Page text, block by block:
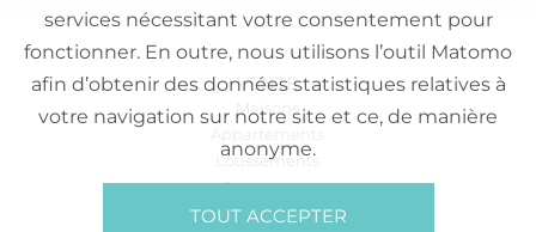
VENTE
Maisons
Appartements
Lotissements
Commerces
Bureaux
services nécessitant votre consentement pour
fonctionner. En outre, nous utilisons l’outil Matomo
afin d’obtenir des données statistiques relatives à
votre navigation sur notre site et ce, de manière
anonyme.
TOUT ACCEPTER